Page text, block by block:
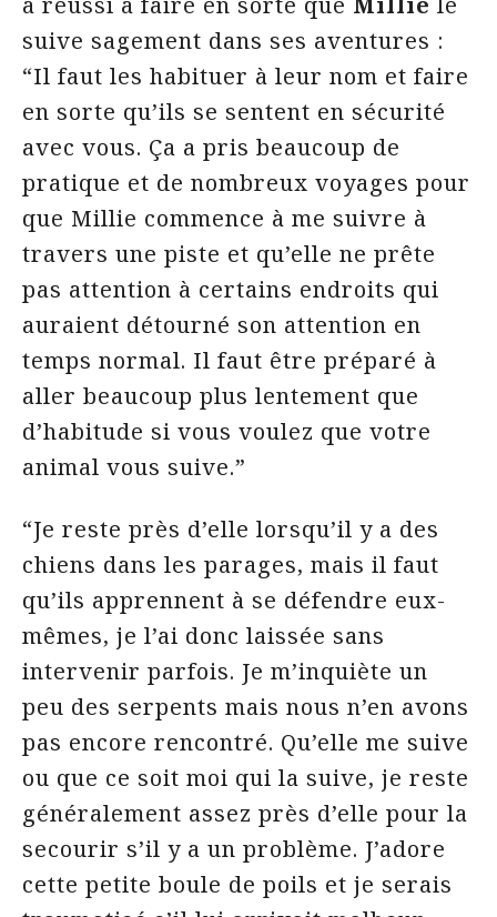
suive sagement dans ses aventures :
“Il faut les habituer à leur nom et faire
en sorte qu’ils se sentent en sécurité
avec vous. Ça a pris beaucoup de
pratique et de nombreux voyages pour
que Millie commence à me suivre à
travers une piste et qu’elle ne prête
pas attention à certains endroits qui
auraient détourné son attention en
temps normal. Il faut être préparé à
aller beaucoup plus lentement que
d’habitude si vous voulez que votre
animal vous suive.”
“Je reste près d’elle lorsqu’il y a des
chiens dans les parages, mais il faut
qu’ils apprennent à se défendre eux-
mêmes, je l’ai donc laissée sans
intervenir parfois. Je m’inquiète un
peu des serpents mais nous n’en avons
pas encore rencontré. Qu’elle me suive
ou que ce soit moi qui la suive, je reste
généralement assez près d’elle pour la
secourir s’il y a un problème. J’adore
cette petite boule de poils et je serais